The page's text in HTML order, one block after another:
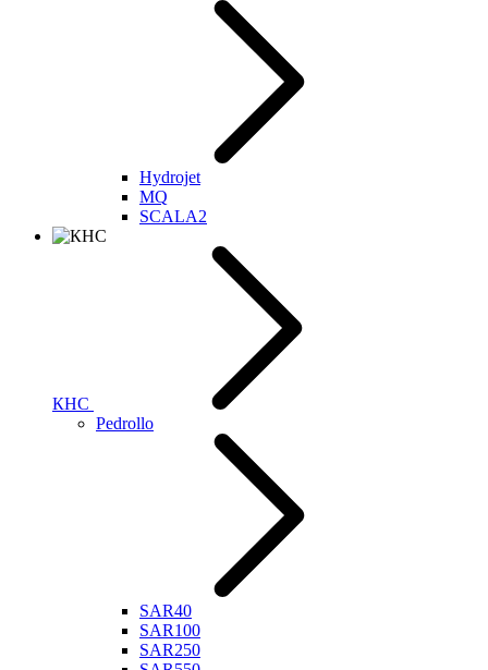
Hydrojet
MQ
SCALA2
КНС
Pedrollo
SAR40
SAR100
SAR250